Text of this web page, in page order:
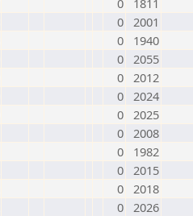
0
1811
0 2001
0
1940
0 2055
0 2012
0 2024
0 2025
0 2008
0
1982
0 2015
0 2018
0 2026